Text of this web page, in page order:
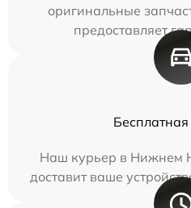
оригинальные
предоставляет
Наш курьер в Нижнем
доставит ваше